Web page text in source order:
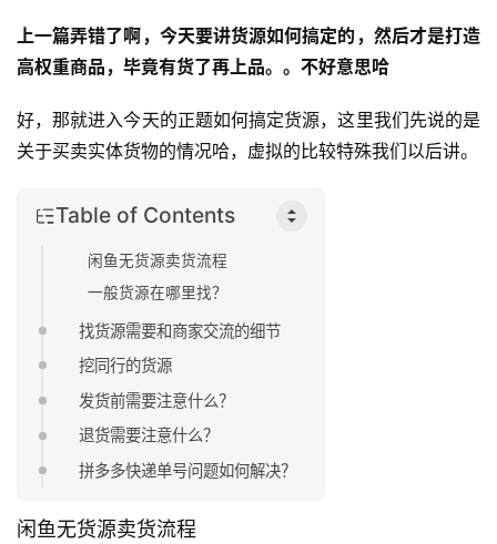
上一篇弄错了啊，今天要讲货源如何搞定的，然后才是打造
高权重商品，毕竟有货了再上品。。不好意思哈
好，那就进入今天的正题如何搞定货源，这里我们先说的是
关于买卖实体货物的情况哈，虚拟的比较特殊我们以后讲。
Table of Contents
闲鱼无货源卖货流程
一般货源在哪里找？
找货源需要和商家交流的细节
挖同行的货源
发货前需要注意什么？
退货需要注意什么？
拼多多快递单号问题如何解决？
闲鱼无货源卖货流程